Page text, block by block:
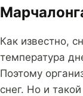
Как известно,
температура
Поэтому
снег. Но и